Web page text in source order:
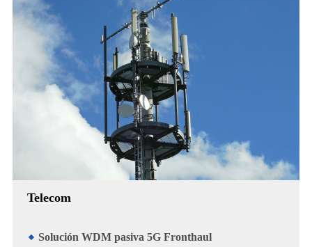
Telecom
Solución WDM pasiva 5G Fronthaul